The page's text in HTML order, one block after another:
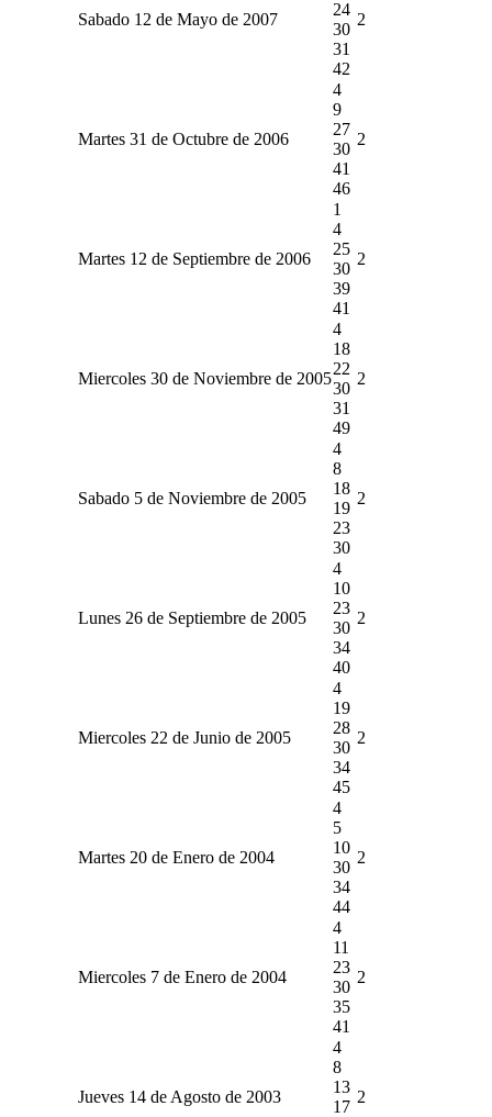
Sabado 12 de Mayo de 2007
24
30
31
42
2
Martes 31 de Octubre de 2006
4
9
27
30
41
46
2
Martes 12 de Septiembre de 2006
1
4
25
30
39
41
2
Miercoles 30 de Noviembre de 2005
4
18
22
30
31
49
2
Sabado 5 de Noviembre de 2005
4
8
18
19
23
30
2
Lunes 26 de Septiembre de 2005
4
10
23
30
34
40
2
Miercoles 22 de Junio de 2005
4
19
28
30
34
45
2
Martes 20 de Enero de 2004
4
5
10
30
34
44
2
Miercoles 7 de Enero de 2004
4
11
23
30
35
41
2
Jueves 14 de Agosto de 2003
4
8
13
17
2